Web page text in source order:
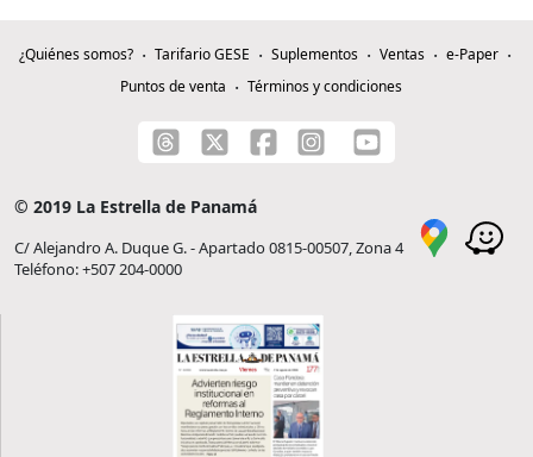
¿Quiénes somos? Tarifario GESE Suplementos Ventas
e-Paper
Puntos de venta
Términos y condiciones
© 2019 La Estrella de Panamá
C/ Alejandro A. Duque G. - Apartado 0815-00507, Zona 4
Teléfono: +507 204-0000